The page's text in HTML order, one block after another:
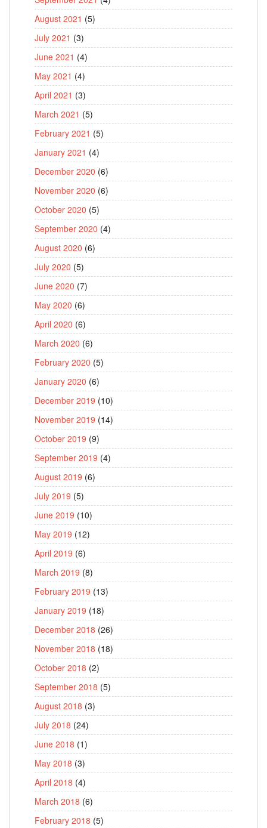
August 2021 (5)
July 2021 (3)
June 2021 (4)
May 2021 (4)
April 2021 (3)
March 2021 (5)
February 2021 (5)
January 2021 (4)
December 2020 (6)
November 2020 (6)
October 2020 (5)
September 2020 (4)
August 2020 (6)
July 2020 (5)
June 2020 (7)
May 2020 (6)
April 2020 (6)
March 2020 (6)
February 2020 (5)
January 2020 (6)
December 2019 (10)
November 2019 (14)
October 2019 (9)
September 2019 (4)
August 2019 (6)
July 2019 (5)
June 2019 (10)
May 2019 (12)
April 2019 (6)
March 2019 (8)
February 2019 (13)
January 2019 (18)
December 2018 (26)
November 2018 (18)
October 2018 (2)
September 2018 (5)
August 2018 (3)
July 2018 (24)
June 2018 (1)
May 2018 (3)
April 2018 (4)
March 2018 (6)
February 2018 (5)